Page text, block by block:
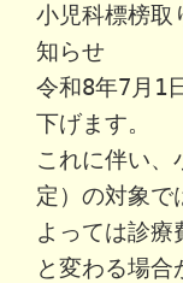
小児科標榜取
知らせ
令和8年7月1
下げます。
これに伴い、
定）の対象で
よっては診療
と変わる場合